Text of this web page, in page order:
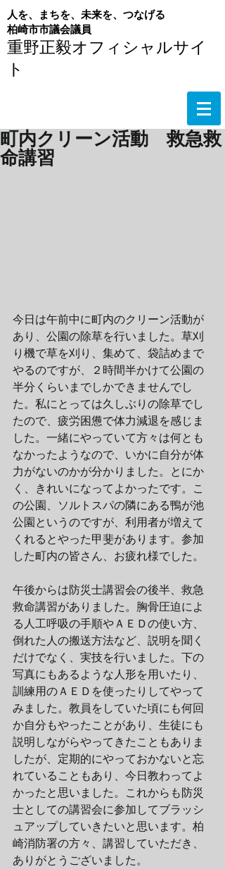
重野正毅オフィシャルサイ
ト
人を、まちを、未来を、つなげる
​柏崎市市議会議員
町内クリーン活動 救急救
命講習
今日は午前中に町内のクリーン活動が
あり、公園の除草を行いました。草刈
り機で草を刈り、集めて、袋詰めまで
やるのですが、２時間半かけて公園の
半分くらいまでしかできませんでし
た。私にとっては久しぶりの除草でし
たので、疲労困憊で体力減退を感じま
した。一緒にやっていて方々は何とも
なかったようなので、いかに自分が体
力がないのかが分かりました。とにか
く、きれいになってよかったです。こ
の公園、ソルトスパの隣にある鴨が池
公園というのですが、利用者が増えて
くれるとやった甲斐があります。参加
した町内の皆さん、お疲れ様でした。
午後からは防災士講習会の後半、救急
救命講習がありました。胸骨圧迫によ
る人工呼吸の手順やＡＥＤの使い方、
倒れた人の搬送方法など、説明を聞く
だけでなく、実技を行いました。下の
写真にもあるような人形を用いたり、
訓練用のＡＥＤを使ったりしてやって
みました。教員をしていた頃にも何回
か自分もやったことがあり、生徒にも
説明しながらやってきたこともありま
したが、定期的にやっておかないと忘
れていることもあり、今日教わってよ
かったと思いました。これからも防災
士としての講習会に参加してブラッシ
ュアップしていきたいと思います。柏
崎消防署の方々、講習していただき、
ありがとうございました。